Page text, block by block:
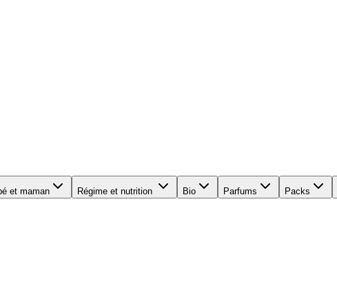
et maman Régime et nutrition Bio Parfums Packs